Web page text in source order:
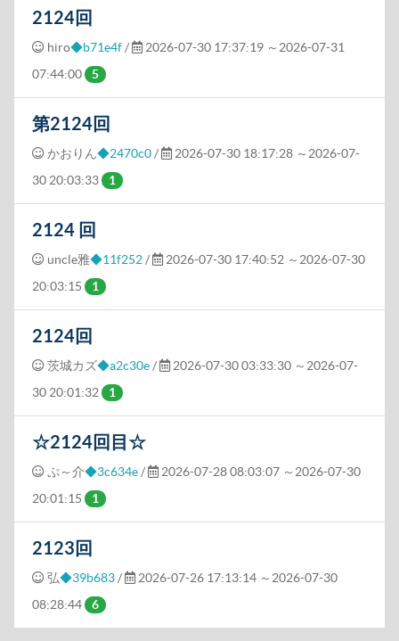
2124回
hiro◆b71e4f / 2026-07-30 17:37:19 ～2026-07-31
07:44:00
5
第2124回
かおりん◆2470c0 / 2026-07-30 18:17:28 ～2026-07-
30 20:03:33
1
2124 回
uncle雅◆11f252 / 2026-07-30 17:40:52 ～2026-07-30
20:03:15
1
2124回
茨城カズ◆a2c30e / 2026-07-30 03:33:30 ～2026-07-
30 20:01:32
1
☆2124回目☆
ぷ～介◆3c634e / 2026-07-28 08:03:07 ～2026-07-30
20:01:15
1
2123回
弘◆39b683 / 2026-07-26 17:13:14 ～2026-07-30
08:28:44
6